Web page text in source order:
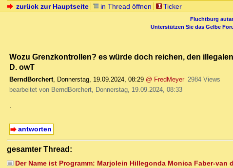
zurück zur Hauptseite
in Thread öffnen Ticker
Fluchtburg
Unterstützen Sie das Gelbe
Wozu Grenzkontrollen? es würde doch reichen, den
D. owT
BerndBorchert, Donnerstag, 19.09.2024, 08:29 @ FredMeyer 2984 Views
bearbeitet von BerndBorchert, Donnerstag, 19.09.2024, 08:33
.
antworten
gesamter Thread:
Der Name ist Programm: Marjolein Hillegonda Monica Faber-van